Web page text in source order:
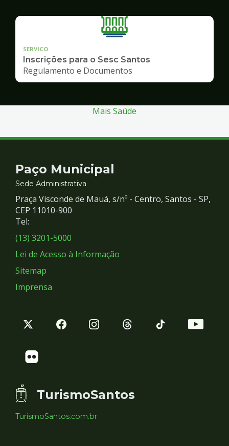
SERVICO
Inscrições para o Sesc Santos
Regulamento e Documentos
Mais Saúde
Contato
e
Redes
Sociais
Paço Municipal
Sede Administrativa
Praça Visconde de Mauá, s/nº - Centro, Santos - SP,
CEP 11010-900
Tel:
(13) 3201-5000
Lei de Acesso à Informação
Sitemap
Imprensa
TurismoSantos
TurismoSantos.com.br